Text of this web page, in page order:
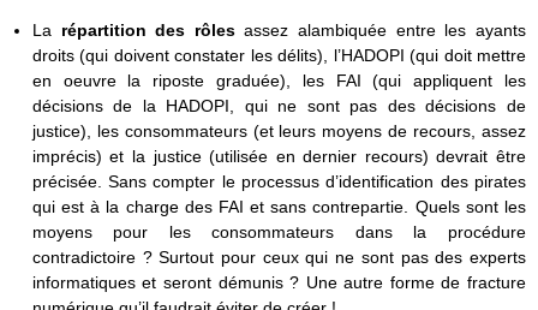
La répartition des rôlesassez alambiquée entre les ayants
droits (qui doivent constater les délits), l’HADOPI (qui doit mettre
en oeuvre la riposte graduée), les FAI (qui appliquent les
décisions de la HADOPI, qui ne sont pas des décisions de
justice), les consommateurs (et leurs moyens de recours, assez
imprécis) et la justice (utilisée en dernier recours) devrait être
précisée. Sans compter le processus d’identification des pirates
qui est à la charge des FAI et sans contrepartie. Quels sont les
moyens pour les consommateurs dans la procédure
contradictoire ? Surtout pour ceux qui ne sont pas des experts
informatiques et seront démunis ? Une autre forme de fracture